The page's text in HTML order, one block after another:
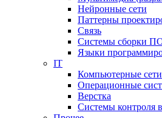
Нейронные сети
Паттерны
Связь
Системы сборки
Языки
IT
Компьютерные сети
Операционные
Верстка
Системы контроля